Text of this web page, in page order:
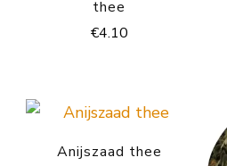
thee
€4.10
Anijszaad thee